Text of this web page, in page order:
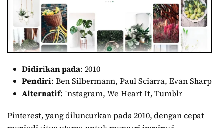
Didirikan pada: 2010
Pendiri: Ben Silbermann, Paul Sciarra, Evan Sharp
Alternatif: Instagram, We Heart It, Tumblr
Pinterest, yang diluncurkan pada 2010, dengan cepat